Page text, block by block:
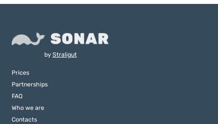
by Straligut
Prices
Partnerships
FAQ
Who we are
Contacts